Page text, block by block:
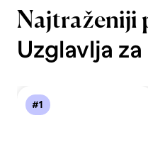
Najtraženiji
Uzglavlja
#1